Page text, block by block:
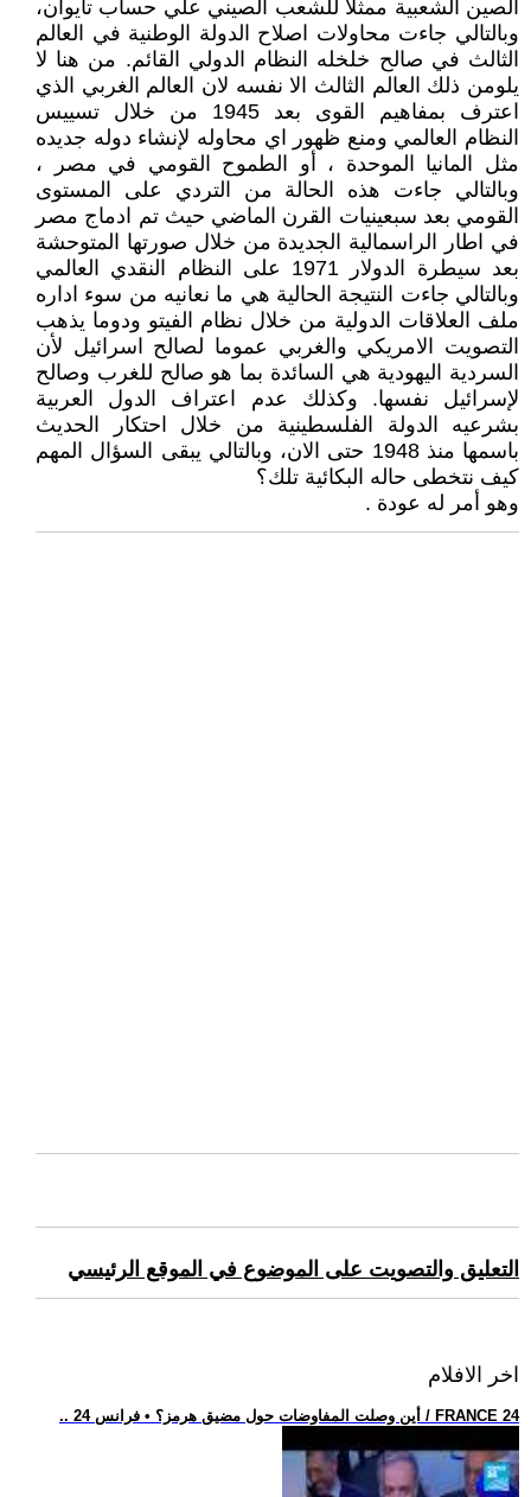
الصين الشعبية ممثلا للشعب الصيني علي حساب تايوان،
وبالتالي جاءت محاولات اصلاح الدولة الوطنية في العالم
الثالث في صالح خلخله النظام الدولي القائم. من هنا لا
يلومن ذلك العالم الثالث الا نفسه لان العالم الغربي الذي
اعترف بمفاهيم القوى بعد 1945 من خلال تسييس
النظام العالمي ومنع ظهور اي محاوله لإنشاء دوله جديده
مثل المانيا الموحدة ، أو الطموح القومي في مصر ،
وبالتالي جاءت هذه الحالة من التردي على المستوى
القومي بعد سبعينيات القرن الماضي حيث تم ادماج مصر
في اطار الراسمالية الجديدة من خلال صورتها المتوحشة
بعد سيطرة الدولار 1971 على النظام النقدي العالمي
وبالتالي جاءت النتيجة الحالية هي ما نعانيه من سوء اداره
ملف العلاقات الدولية من خلال نظام الفيتو ودوما يذهب
التصويت الامريكي والغربي عموما لصالح اسرائيل لأن
السردية اليهودية هي السائدة بما هو صالح للغرب وصالح
لإسرائيل نفسها. وكذلك عدم اعتراف الدول العربية
بشرعيه الدولة الفلسطينية من خلال احتكار الحديث
باسمها منذ 1948 حتى الان، وبالتالي يبقى السؤال المهم
كيف نتخطى حاله البكائية تلك؟
وهو أمر له عودة .
التعليق والتصويت على الموضوع في الموقع الرئيسي
اخر الافلام
.. أين وصلت المفاوضات حول مضيق هرمز؟ • فرانس 24 / FRANCE 24